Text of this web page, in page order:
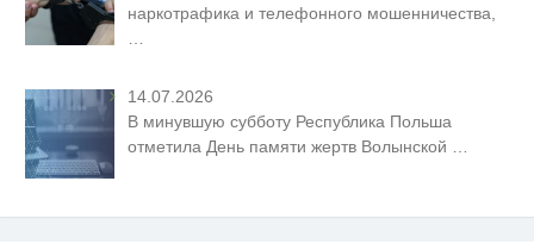
наркотрафика и телефонного мошенничества,
14.07.2026
В минувшую субботу Республика Польша
отметила День памяти жертв Волынской